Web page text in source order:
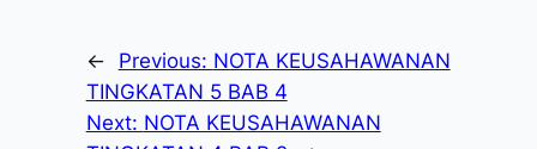
← Previous: NOTA KEUSAHAWANAN
TINGKATAN 5 BAB 4
Next: NOTA KEUSAHAWANAN